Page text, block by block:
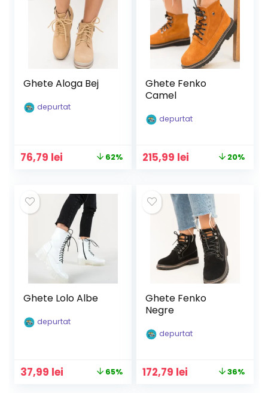
Ghete Aloga Bej
depurtat
Prețul
fost:
199,90 lei.
76,79 lei
76,79 lei.
62%
Ghete Fenko
Camel
depurtat
Prețul
fost:
269,99 lei.
215,99 lei Prețul
215,99 lei.
20%
Ghete Lolo Albe
depurtat
Prețul
37,99 lei 65%
Ghete Fenko
Negre
depurtat
Prețul
172,79 lei Prețul
36%